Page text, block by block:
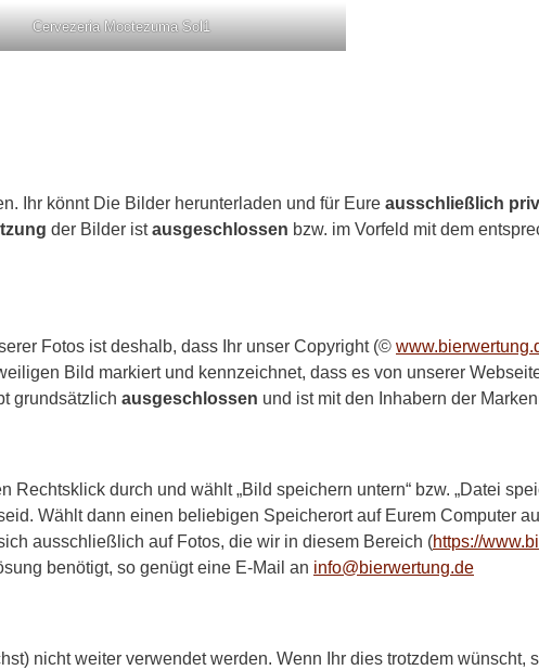
Cervezeria Moctezuma Sol1
Ihr könnt Die Bilder herunterladen und für Eure ausschließlich
der Bilder istausgeschlossen bzw. im Vorfeld mit dem
Fotos ist deshalb, dass Ihr unser Copyright (©
Bild markiert und kennzeichnet, dass es von unserer
grundsätzlich ausgeschlossen und ist mit den Inhabern der
durch und wählt „Bild speichern untern“ bzw. „Datei
Wählt dann einen beliebigen Speicherort auf Eurem Computer
ausschließlich auf Fotos, die wir in diesem Bereich (https://
benötigt, so genügt eine E-Mail an info@bierwertung.de
nicht weiter verwendet werden. Wenn Ihr dies trotzdem wünscht,